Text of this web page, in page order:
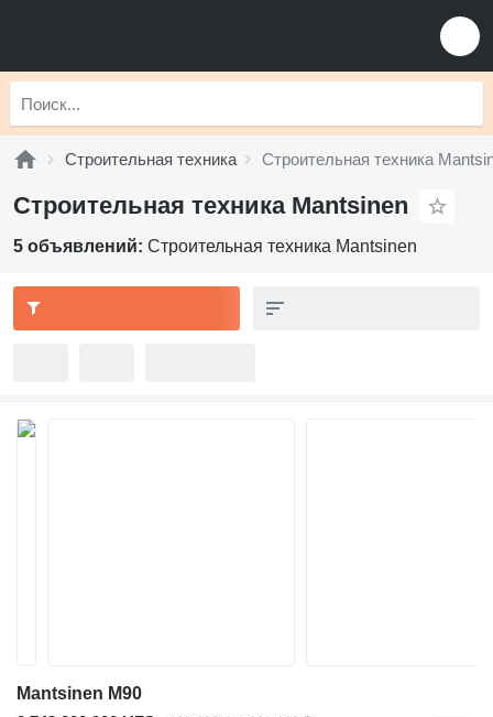
Строительная техника Строительная техника
Строительная техника Mantsinen
5 объявлений: Строительная техника Mantsinen
Mantsinen M90